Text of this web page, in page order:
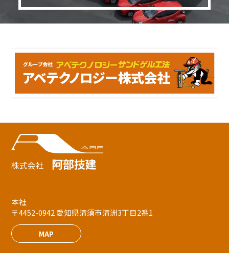
株式会社 阿部技建
本社
〒4452-0942 愛知県清須市清洲3丁目2番1
MAP